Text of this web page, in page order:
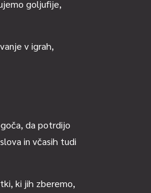
goljufije,
v igrah,
da potrdijo
in včasih tudi
ki jih zberemo,